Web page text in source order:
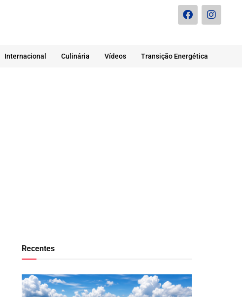
Internacional Culinária Vídeos Transição Energética
Recentes